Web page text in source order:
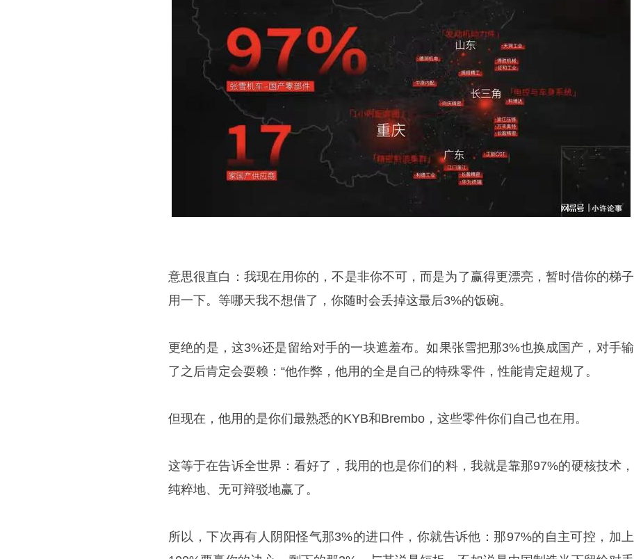
意思很直白：我现在用你的，不是非你不可，而是为了赢得更漂亮，暂时借你的梯子
用一下。等哪天我不想借了，你随时会丢掉这最后3%的饭碗。
更绝的是，这3%还是留给对手的一块遮羞布。如果张雪把那3%也换成国产，对手输
了之后肯定会耍赖：“他作弊，他用的全是自己的特殊零件，性能肯定超规了。
但现在，他用的是你们最熟悉的KYB和Brembo，这些零件你们自己也在用。
这等于在告诉全世界：看好了，我用的也是你们的料，我就是靠那97%的硬核技术，
纯粹地、无可辩驳地赢了。
所以，下次再有人阴阳怪气那3%的进口件，你就告诉他：那97%的自主可控，加上